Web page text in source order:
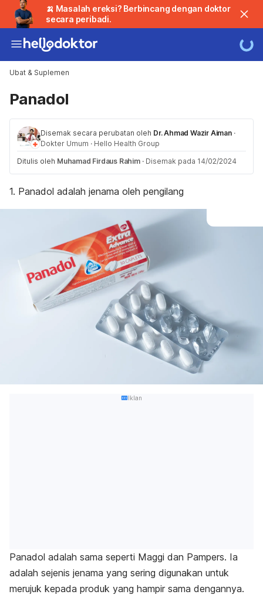
🍌 Masalah ereksi? Berbincang dengan doktor
secara peribadi.
Ubat & Suplemen
Panadol
Disemak secara perubatan oleh Dr. Ahmad Wazir Aiman ·
Dokter Umum · Hello Health Group
Ditulis oleh Muhamad Firdaus Rahim · Disemak pada 14/02/2024
1. Panadol adalah jenama oleh pengilang
Iklan
Panadol adalah sama seperti Maggi dan Pampers. Ia
adalah sejenis jenama yang sering digunakan untuk
merujuk kepada produk yang hampir sama dengannya.